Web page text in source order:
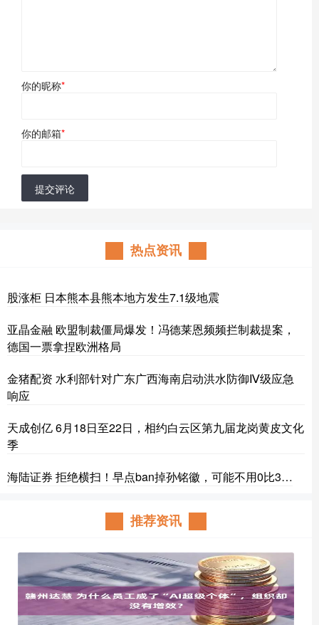
你的昵称*
你的邮箱*
提交评论
热点资讯
股涨柜 日本熊本县熊本地方发生7.1级地震
亚晶金融 欧盟制裁僵局爆发！冯德莱恩频频拦制裁提案，
德国一票拿捏欧洲格局
金猪配资 水利部针对广东广西海南启动洪水防御Ⅳ级应急
响应
天成创亿 6月18日至22日，相约白云区第九届龙岗黄皮文化
季
海陆证券 拒绝横扫！早点ban掉孙铭徽，可能不用0比3…
推荐资讯